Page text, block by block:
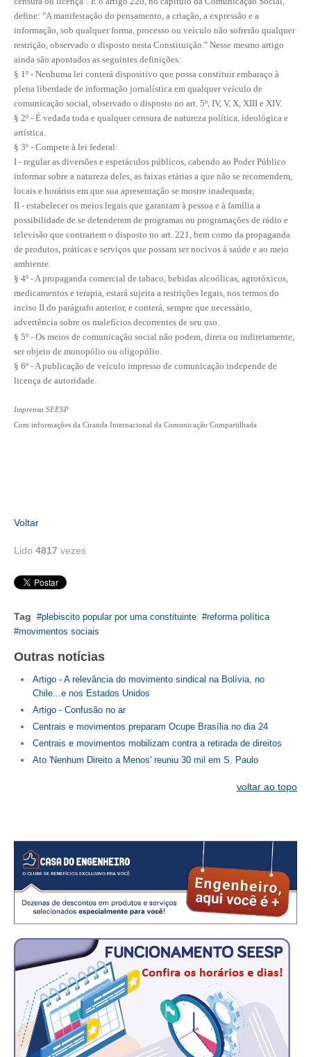
CAMPANHAS SALARIAIS
COMUNICAÇÃO
PALAVRA DO MURILO
NOTÍCIAS
CONTEÚDO ESPECIAL
NOTÍCIAS NO WHATSAPP
FOTOS
PUBLICAÇÕES
PUBLICIDADE
MANUAL DE REDAÇÃO
CONTATO
define: "A manifestação do pensamento, a criação, a expressão e a
informação, sob qualquer forma, processo ou veículo não sofrerão qualquer
restrição, observado o disposto nesta Constituição." Nesse mesmo artigo
ainda são apontados as seguintes definições:
§ 1º - Nenhuma lei conterá dispositivo que possa constituir embaraço à
plena liberdade de informação jornalística em qualquer veículo de
comunicação social, observado o disposto no art. 5º, IV, V, X, XIII e XIV.
§ 2º - É vedada toda e qualquer censura de natureza política, ideológica e
artística.
§ 3º - Compete à lei federal:
I - regular as diversões e espetáculos públicos, cabendo ao Poder Público
informar sobre a natureza deles, as faixas etárias a que não se recomendem,
locais e horários em que sua apresentação se mostre inadequada;
II - estabelecer os meios legais que garantam à pessoa e à família a
possibilidade de se defenderem de programas ou programações de rádio e
televisão que contrariem o disposto no art. 221, bem como da propaganda
de produtos, práticas e serviços que possam ser nocivos à saúde e ao meio
ambiente.
§ 4º - A propaganda comercial de tabaco, bebidas alcoólicas, agrotóxicos,
medicamentos e terapia, estará sujeita a restrições legais, nos termos do
inciso II do parágrafo anterior, e conterá, sempre que necessário,
advertência sobre os malefícios decorrentes de seu uso.
§ 5º - Os meios de comunicação social não podem, direta ou indiretamente,
ser objeto de monopólio ou oligopólio.
§ 6º - A publicação de veículo impresso de comunicação independe de
licença de autoridade.
Imprensa SEESP
Com informações da Ciranda Internacional da Comunicação Compartilhada
Voltar
Lido 4817 vezes
Tag plebiscito popular por uma constituinte
reforma política
movimentos sociais
Outras notícias
Artigo - A relevância do movimento sindical na Bolívia, no
Chile...e nos Estados Unidos
Artigo - Confusão no ar
Centrais e movimentos preparam Ocupe Brasília no dia 24
Centrais e movimentos mobilizam contra a retirada de direitos
Ato 'Nenhum Direito a Menos' reuniu 30 mil em S. Paulo
voltar ao topo